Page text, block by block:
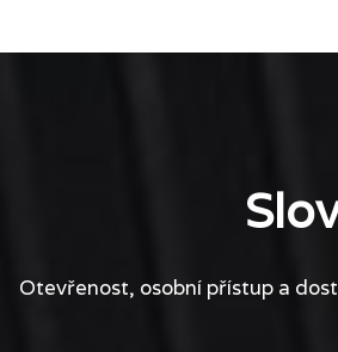
Otevřenost, osobní přístup a